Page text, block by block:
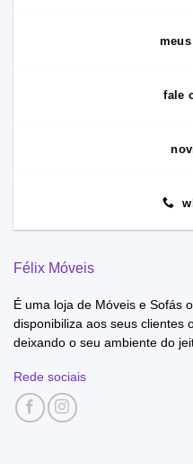
fale
Félix Móveis
É uma loja de Móveis e Sofás
disponibiliza aos seus clientes
deixando o seu ambiente do
Rede sociais